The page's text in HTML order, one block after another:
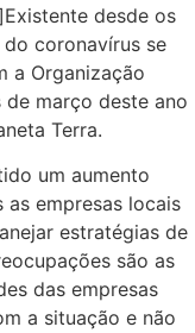
desde os
coronavírus se
a Organização
de março deste ano
Terra.
um aumento
empresas locais
estratégias de
são as
das empresas
a situação e não